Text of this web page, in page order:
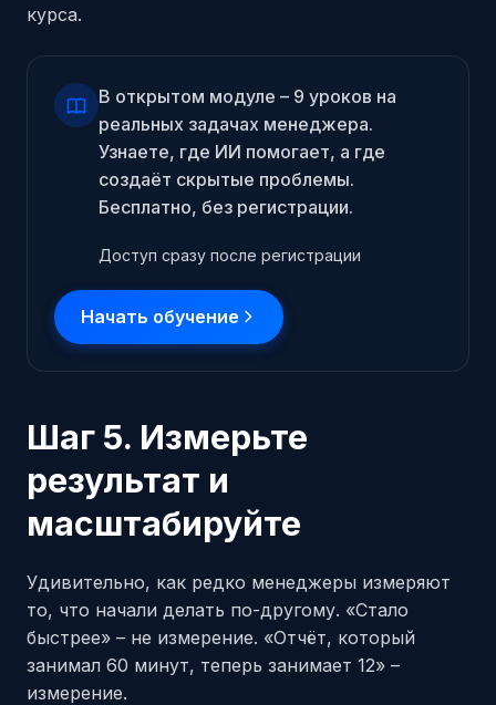
курса.
В открытом модуле – 9 уроков на
реальных задачах менеджера.
Узнаете, где ИИ помогает, а где
создаёт скрытые проблемы.
Бесплатно, без регистрации.
Доступ сразу после регистрации
Начать обучение
Шаг 5. Измерьте
результат и
масштабируйте
Удивительно, как редко менеджеры измеряют
то, что начали делать по-другому. «Стало
быстрее» – не измерение. «Отчёт, который
занимал 60 минут, теперь занимает 12» –
измерение.